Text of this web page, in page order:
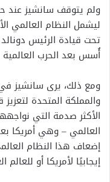
ولم يتوقف سانشيز عند
ليشمل النظام العالمي
تحت قيادة الرئيس
أُسس بعد الحرب العالمية
ومع ذلك، يرى سانشيز في
والمملكة المتحدة
الأكثر صدمة التي
العالمي – وهي أمريكا
إضعاف هذا النظام
إيجابيًا لأمريكا أو للعالم